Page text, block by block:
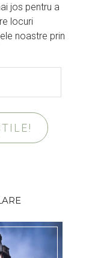
jos pentru a
locuri
noastre prin